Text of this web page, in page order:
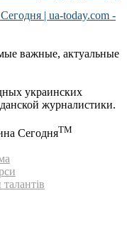
важные, актуальные
украинских
журналистики.
СегодняTM